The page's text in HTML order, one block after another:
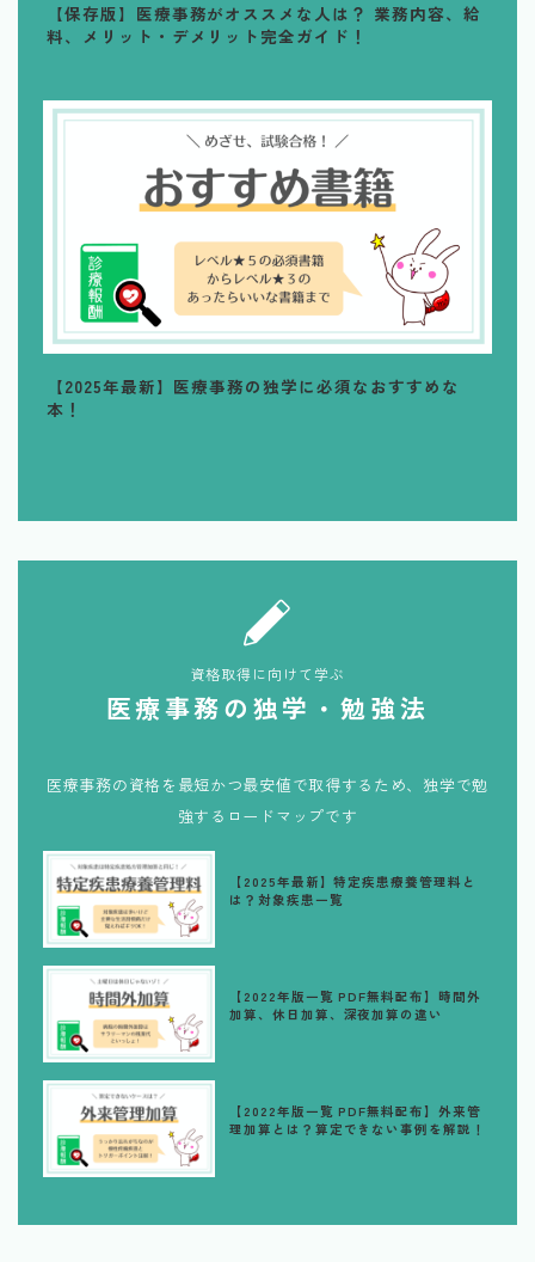
【保存版】医療事務がオススメな人は？ 業務内容、給
料、メリット・デメリット完全ガイド！
【2025年最新】医療事務の独学に必須なおすすめな
本！
資格取得に向けて学ぶ
医療事務の独学・勉強法
医療事務の資格を最短かつ最安値で取得するため、独学で勉
強するロードマップです
【2025年最新】特定疾患療養管理料と
は？対象疾患一覧
【2022年版一覧 PDF無料配布】時間外
加算、休日加算、深夜加算の違い
【2022年版一覧 PDF無料配布】外来管
理加算とは？算定できない事例を解説！